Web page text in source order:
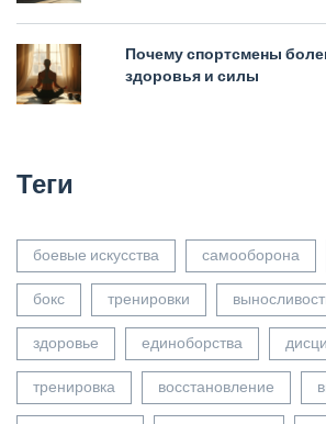
Почему спортсмены
здоровья и силы
Теги
боевые искусства самооборона
бокс
тренировки
здоровье
единоборства
тренировка
восстановление